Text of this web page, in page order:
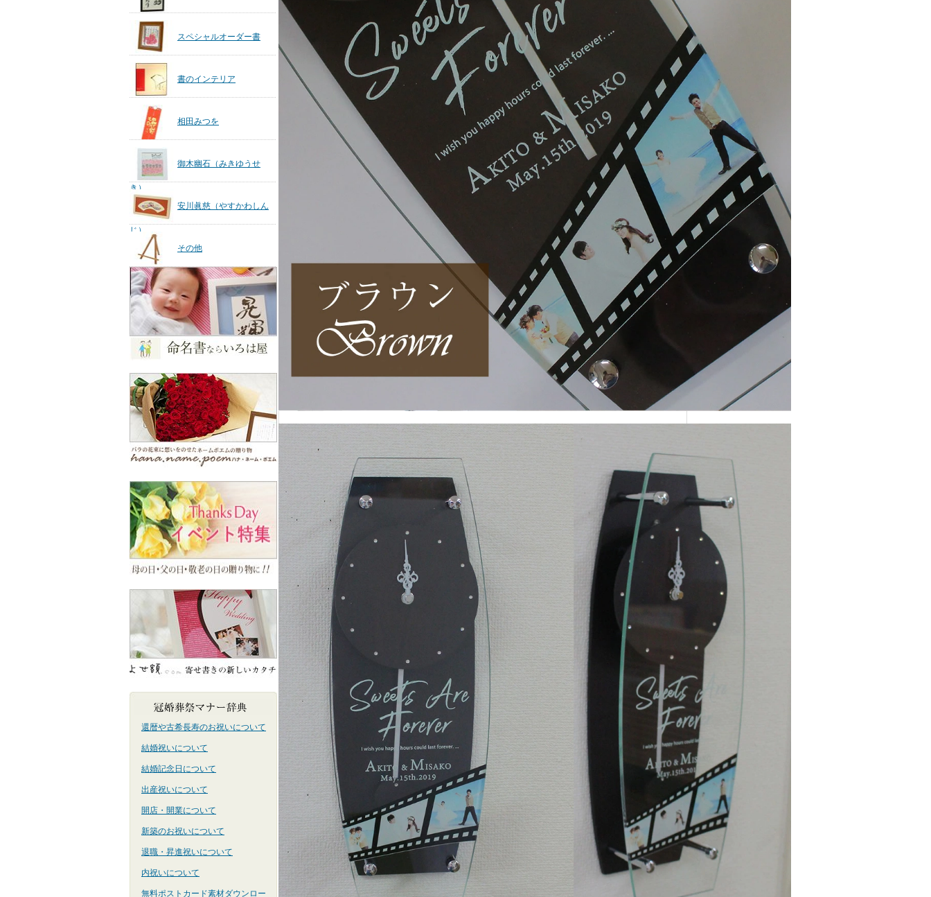
スペシャルオーダー書
書のインテリア
相田みつを
御木幽石（みきゆうせ
き）
安川眞慈（やすかわしん
じ）
その他
還暦や古希長寿のお祝いについて
結婚祝いについて
結婚記念日について
出産祝いについて
開店・開業について
新築のお祝いについて
退職・昇進祝いについて
内祝いについて
無料ポストカード素材ダウンロー